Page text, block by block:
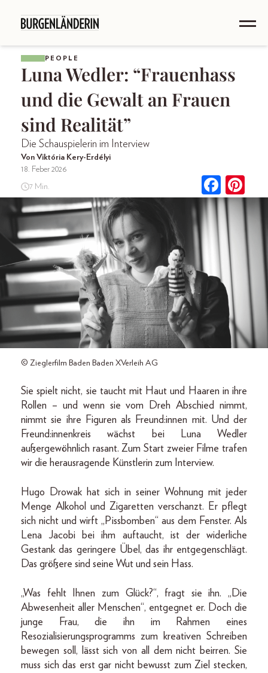
PEOPLE
Luna Wedler: “Frauenhass
und die Gewalt an Frauen
sind Realität”
Die Schauspielerin im Interview
Von Viktória Kery-Erdélyi
18. Feber 2026
7 Min.
© Zieglerfilm Baden Baden XVerleih AG
Sie spielt nicht, sie taucht mit Haut und Haaren in ihre
Rollen – und wenn sie vom Dreh Abschied nimmt,
nimmt sie ihre Figuren als Freund:innen mit. Und der
Freund:innenkreis wächst bei Luna Wedler
außergewöhnlich rasant. Zum Start zweier Filme trafen
wir die herausragende Künstlerin zum Interview.
Hugo Drowak hat sich in seiner Wohnung mit jeder
Menge Alkohol und Zigaretten verschanzt. Er pflegt
sich nicht und wirft „Pissbomben“ aus dem Fenster. Als
Lena Jacobi bei ihm auftaucht, ist der widerliche
Gestank das geringere Übel, das ihr entgegenschlägt.
Das größere sind seine Wut und sein Hass.
„Was fehlt Ihnen zum Glück?“, fragt sie ihn. „Die
Abwesenheit aller Menschen“, entgegnet er. Doch die
junge Frau, die ihn im Rahmen eines
Resozialisierungsprogramms zum kreativen Schreiben
bewegen soll, lässt sich von all dem nicht beirren. Sie
muss sich das erst gar nicht bewusst zum Ziel stecken,